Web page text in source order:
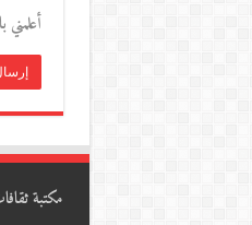
أعلمني
مكتبة